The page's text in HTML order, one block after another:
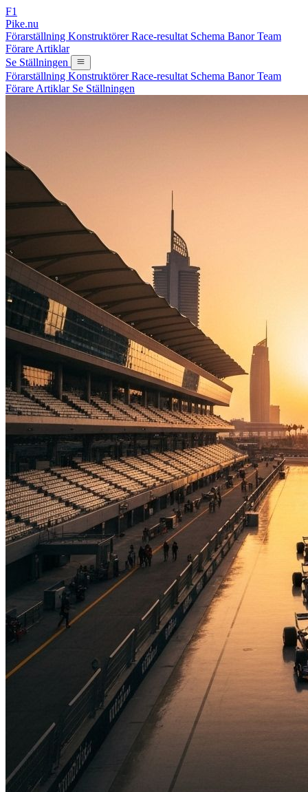
F1
Pike.nu
Förarställning KonstruktörerRace-resultat Schema BanorTeam
Förare Artiklar
Se Ställningen
Förarställning KonstruktörerRace-resultat Schema BanorTeam
Förare Artiklar Se Ställningen